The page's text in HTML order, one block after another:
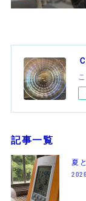
記事一覧
夏